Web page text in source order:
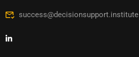
success@decisionsupport.institute